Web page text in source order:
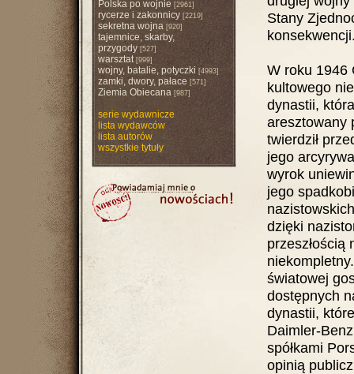
Polska po wojnie [2961]
rycerze i zakonnicy[2219]
sekretna wojna[920]
tajemnice, skarby,
przygody[527]
warsztat[999]
wojny, batalie, potyczki [4993]
zamki, dwory, pałace [571]
Ziemia Obiecana[987]
serie wydawnicze
lista wydawców
lista autorów
wszystkie tytuły
Stany
W roku 1946
kultowego
dynastii,
aresztowany
twierdził
jego
wyrok
jego
dzięki
przeszłością
światowej
dostępnych
dynastii,
Daimler-
spółkami
opinią